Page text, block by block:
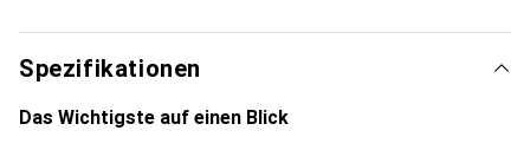
Produkte ist die Marke Noreve eine sichere Wahl für eine
anspruchsvolle Kundschaft.
Spezifikationen
Das Wichtigste auf einen Blick